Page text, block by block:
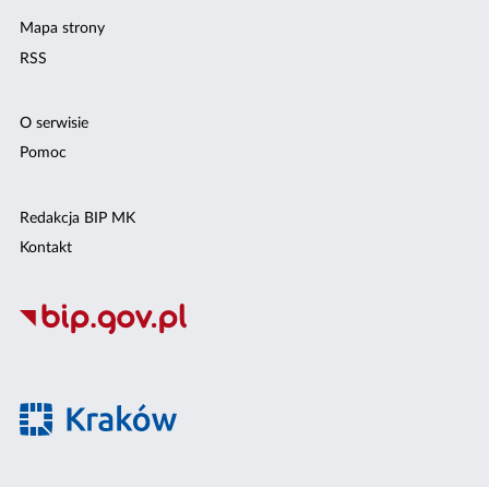
Mapa strony
RSS
O serwisie
Pomoc
Redakcja BIP MK
Kontakt